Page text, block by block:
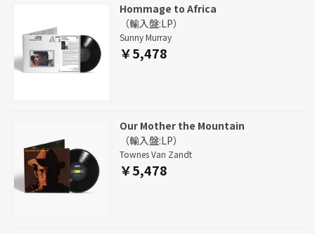
Hommage to Africa
（輸入盤:LP）
Sunny Murray
￥5,478
Our Mother the Mountain
（輸入盤:LP）
Townes Van Zandt
￥5,478